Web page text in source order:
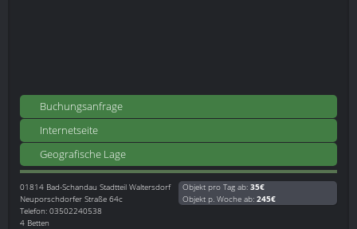
Buchungsanfrage
Internetseite
Geografische Lage
01814 Bad-Schandau Stadtteil Waltersdorf
Neuporschdorfer Straße 64c
Telefon: 03502240538
4 Betten
Objekt pro Tag ab: 35€
Objekt p. Woche ab: 245€